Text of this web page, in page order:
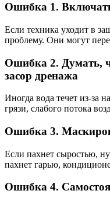
Ошибка 1.
Если техника уходит в
проблему. Они могут
Ошибка 2. Думать,
засор дренажа
Иногда вода течет из-за
грязи, слабого потока
Ошибка 3.
Если пахнет сыростью,
пахнет гарью,
Ошибка 4.